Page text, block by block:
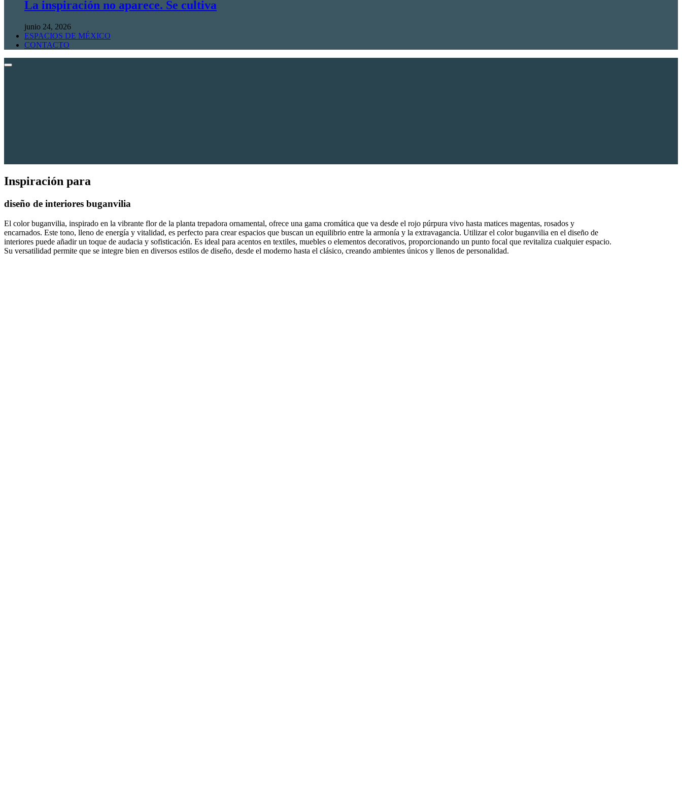
La inspiración no aparece. Se cultiva
junio 24, 2026
ESPACIOS DE MÉXICO
CONTACTO
Inspiración para
diseño de interiores buganvilia
El color buganvilia, inspirado en la vibrante flor de la planta trepadora ornamental, ofrece una gama cromática que va desde el rojo púrpura vivo hasta matices magentas, rosados y
encarnados. Este tono, lleno de energía y vitalidad, es perfecto para crear espacios que buscan un equilibrio entre la armonía y la extravagancia. Utilizar el color buganvilia en el diseño de
interiores puede añadir un toque de audacia y sofisticación. Es ideal para acentos en textiles, muebles o elementos decorativos, proporcionando un punto focal que revitaliza cualquier espacio.
Su versatilidad permite que se integre bien en diversos estilos de diseño, desde el moderno hasta el clásico, creando ambientes únicos y llenos de personalidad.